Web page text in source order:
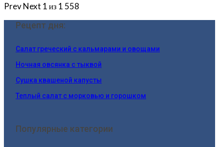
PrevNext 1 из 1 558
Рецепт дня:
Салат греческий с кальмарами и овощами
Ночная овсянка с тыквой
Сушка квашеной капусты
Теплый салат с морковью и горошком
Популярные категории